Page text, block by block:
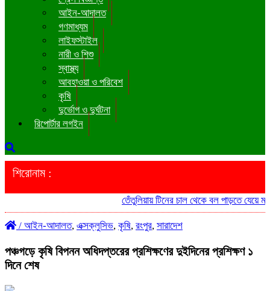
আইন-আদালত
গণমাধ্যম
লাইফস্টাইল
নারী ও শিশু
স্বাস্থ্য
আবহাওয়া ও পরিবেশ
কৃষি
দুর্ভোগ ও দুর্ঘটনা
রিপোর্টার লগইন
শিরোনাম :
তেঁতুলিয়ায় টিনের চাল থেকে বল পাড়তে যেয়ে
/ আইন-আদালত, এক্সক্লুসিভ, কৃষি, রংপুর, সারাদেশ
পঞ্চগড়ে কৃষি বিপনন অধিদপ্তরের প্রশিক্ষণের দুইদিনের প্রশিক্ষণ ১
দিনে শেষ